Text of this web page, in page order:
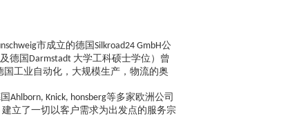
市成立的德国 Silkroad24 GmbH公
德国 Darmstadt 大学工科硕士学位）曾
国工业自动化，大规模生产，物流的奥
Ahlborn, Knick, honsberg等多家欧洲公司
立了一切以客户需求为出发点的服务宗